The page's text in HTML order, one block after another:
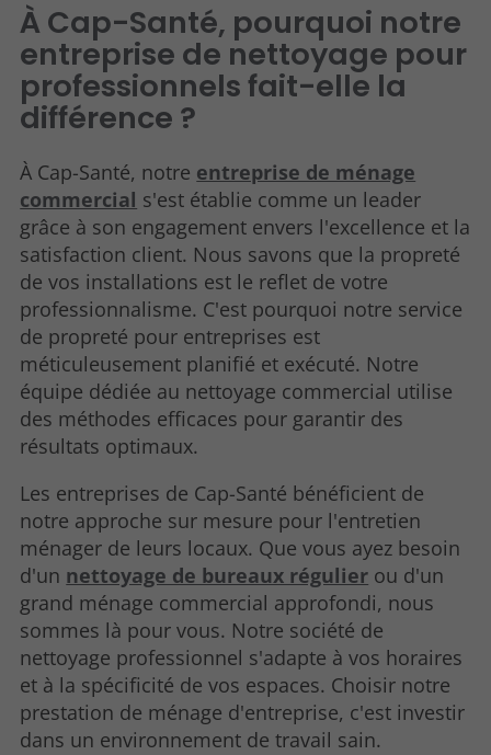
À Cap-Santé, pourquoi notre
entreprise de nettoyage pour
professionnels fait-elle la
différence ?
À Cap-Santé, notre entreprise de ménage
commercial s'est établie comme un leader
grâce à son engagement envers l'excellence et la
satisfaction client. Nous savons que la propreté
de vos installations est le reflet de votre
professionnalisme. C'est pourquoi notre service
de propreté pour entreprises est
méticuleusement planifié et exécuté. Notre
équipe dédiée au nettoyage commercial utilise
des méthodes efficaces pour garantir des
résultats optimaux.
Les entreprises de Cap-Santé bénéficient de
notre approche sur mesure pour l'entretien
ménager de leurs locaux. Que vous ayez besoin
d'un nettoyage de bureaux régulier ou d'un
grand ménage commercial approfondi, nous
sommes là pour vous. Notre société de
nettoyage professionnel s'adapte à vos horaires
et à la spécificité de vos espaces. Choisir notre
prestation de ménage d'entreprise, c'est investir
dans un environnement de travail sain.